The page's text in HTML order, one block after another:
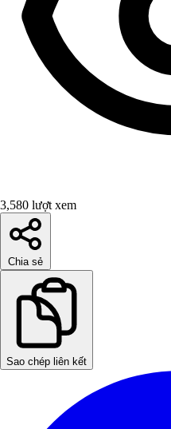
3,580 lượt xem
Chia sẻ
Sao chép liên kết